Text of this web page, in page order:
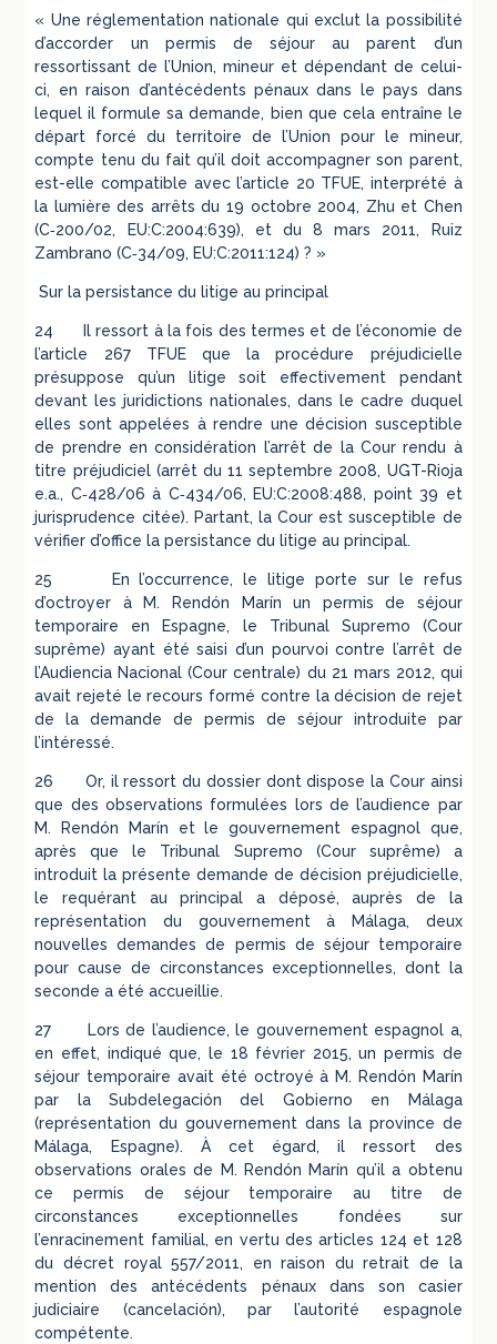
« Une réglementation nationale qui exclut la possibilité
d’accorder un permis de séjour au parent d’un
ressortissant de l’Union, mineur et dépendant de celui-
ci, en raison d’antécédents pénaux dans le pays dans
lequel il formule sa demande, bien que cela entraîne le
départ forcé du territoire de l’Union pour le mineur,
compte tenu du fait qu’il doit accompagner son parent,
est-elle compatible avec l’article 20 TFUE, interprété à
la lumière des arrêts du 19 octobre 2004, Zhu et Chen
(C‑200/02, EU:C:2004:639), et du 8 mars 2011, Ruiz
Zambrano (C‑34/09, EU:C:2011:124) ? »
Sur la persistance du litige au principal
24 Il ressort à la fois des termes et de l’économie de
l’article 267 TFUE que la procédure préjudicielle
présuppose qu’un litige soit effectivement pendant
devant les juridictions nationales, dans le cadre duquel
elles sont appelées à rendre une décision susceptible
de prendre en considération l’arrêt de la Cour rendu à
titre préjudiciel (arrêt du 11 septembre 2008, UGT-Rioja
e.a., C‑428/06 à C‑434/06, EU:C:2008:488, point 39 et
jurisprudence citée). Partant, la Cour est susceptible de
vérifier d’office la persistance du litige au principal.
25 En l’occurrence, le litige porte sur le refus
d’octroyer à M. Rendón Marín un permis de séjour
temporaire en Espagne, le Tribunal Supremo (Cour
suprême) ayant été saisi d’un pourvoi contre l’arrêt de
l’Audiencia Nacional (Cour centrale) du 21 mars 2012, qui
avait rejeté le recours formé contre la décision de rejet
de la demande de permis de séjour introduite par
l’intéressé.
26 Or, il ressort du dossier dont dispose la Cour ainsi
que des observations formulées lors de l’audience par
M. Rendón Marín et le gouvernement espagnol que,
après que le Tribunal Supremo (Cour suprême) a
introduit la présente demande de décision préjudicielle,
le requérant au principal a déposé, auprès de la
représentation du gouvernement à Málaga, deux
nouvelles demandes de permis de séjour temporaire
pour cause de circonstances exceptionnelles, dont la
seconde a été accueillie.
27 Lors de l’audience, le gouvernement espagnol a,
en effet, indiqué que, le 18 février 2015, un permis de
séjour temporaire avait été octroyé à M. Rendón Marín
par la Subdelegación del Gobierno en Málaga
(représentation du gouvernement dans la province de
Málaga, Espagne). À cet égard, il ressort des
observations orales de M. Rendón Marín qu’il a obtenu
ce permis de séjour temporaire au titre de
circonstances exceptionnelles fondées sur
l’enracinement familial, en vertu des articles 124 et 128
du décret royal 557/2011, en raison du retrait de la
mention des antécédents pénaux dans son casier
judiciaire (cancelación), par l’autorité espagnole
compétente.